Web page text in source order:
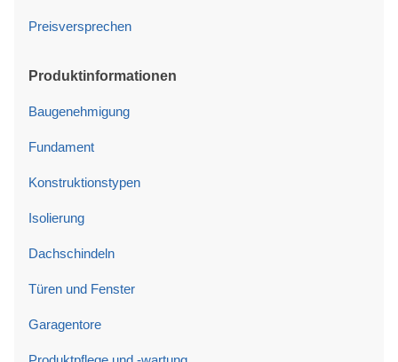
Preisversprechen
Produktinformationen
Baugenehmigung
Fundament
Konstruktionstypen
Isolierung
Dachschindeln
Türen und Fenster
Garagentore